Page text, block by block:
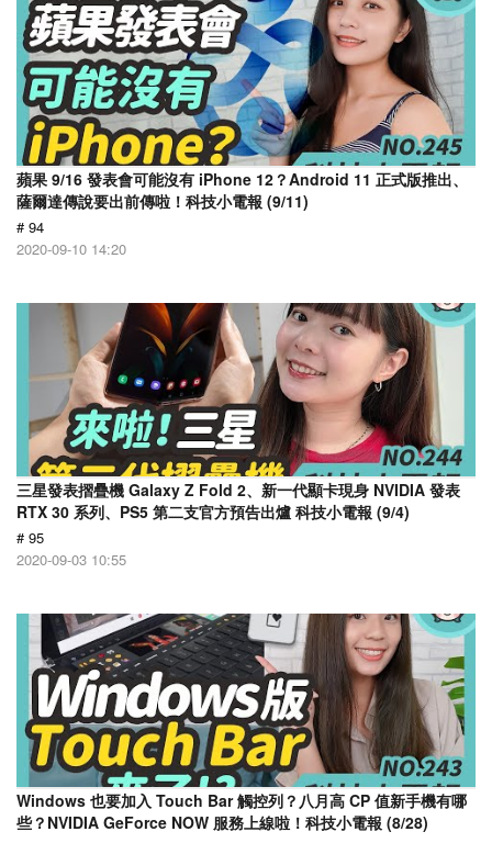
蘋果 9/16 發表會可能沒有 iPhone 12？Android 11 正式版推出、
薩爾達傳說要出前傳啦！科技小電報 (9/11)
# 94
2020-09-10 14:20
三星發表摺疊機 Galaxy Z Fold 2、新一代顯卡現身 NVIDIA 發表
RTX 30 系列、PS5 第二支官方預告出爐 科技小電報 (9/4)
# 95
2020-09-03 10:55
Windows 也要加入 Touch Bar 觸控列？八月高 CP 值新手機有哪
些？NVIDIA GeForce NOW 服務上線啦！科技小電報 (8/28)